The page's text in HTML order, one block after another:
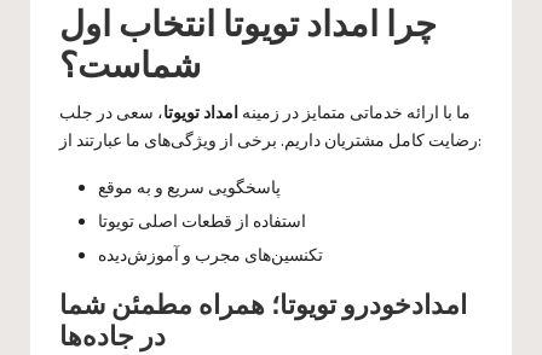
چرا امداد تویوتا انتخاب اول
شماست؟
ما با ارائه خدماتی متمایز در زمینه امداد تویوتا، سعی در جلب
رضایت کامل مشتریان داریم. برخی از ویژگی‌های ما عبارتند از:
پاسخگویی سریع و به موقع
استفاده از قطعات اصلی تویوتا
تکنسین‌های مجرب و آموزش‌دیده
امدادخودرو تویوتا؛ همراه مطمئن شما
در جاده‌ها